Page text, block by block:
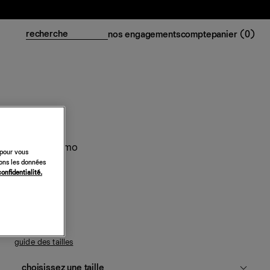
nos engagementscomptepanier (0)
Robe Adelmo
318 €
guide des tailles
vous
les données